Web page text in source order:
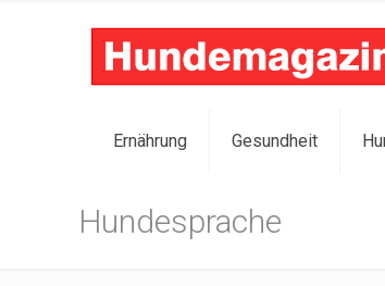
Ernährung Gesundheit
Hundesprache